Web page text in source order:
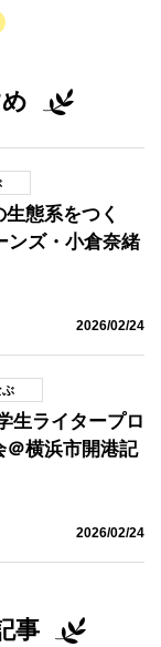
態系をつく
ンズ・小倉奈緒
2026/02/24
ぶ
生ライタープロ
＠横浜市開港記
2026/02/24
事